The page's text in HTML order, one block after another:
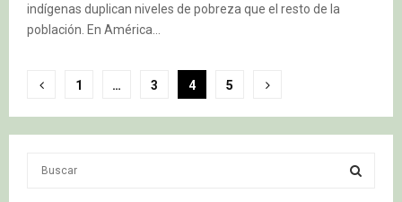
indígenas duplican niveles de pobreza que el resto de la
población. En América...
Paginación
de
entradas
1 … 3 4 5